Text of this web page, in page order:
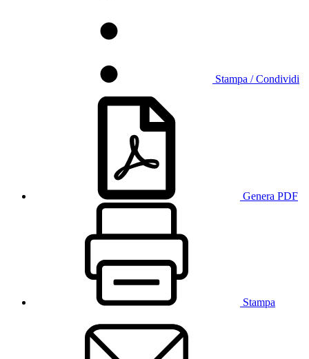
Stampa / Condividi
Genera PDF
Stampa